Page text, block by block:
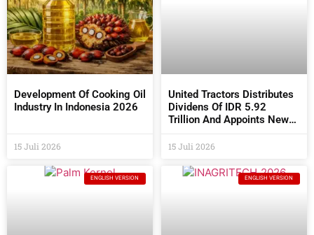
Development Of Cooking Oil
Industry In Indonesia 2026
15 Juli 2026
United Tractors Distributes
Dividens Of IDR 5.92
Trillion And Appoints New
Directors At The 2026 AGM
15 Juli 2026
ENGLISH VERSION ENGLISH VERSION